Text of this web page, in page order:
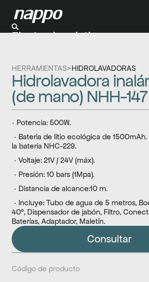
HERRAMIENTAS>HIDROLAVADORAS
Hidrolavadora
(de mano) NHH-147
· Potencia: 500W.
la batería NHC-229.
· Voltaje: 21V / 24V (máx).
· Presión: 10 bars (1Mpa).
· Distancia de alcance:10 m.
40°, Dispensador de jabón, Filtro,
Baterías, Adaptador, Maletín.
Consultar
Código de producto
Electrodomésticos
Limpieza
Herramientas
Climatizaación